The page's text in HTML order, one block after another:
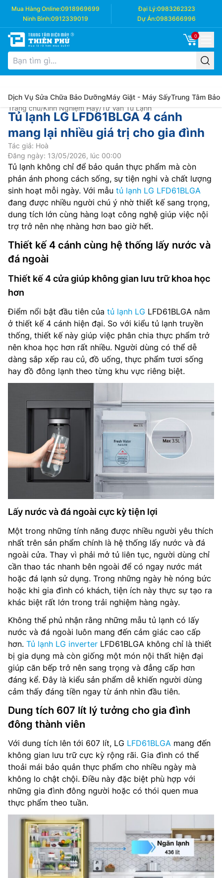
Mua Hàng Online:0918969699 Đại Lý:0983262323
Ninh Bình:0912339019 Dự Án:0983666996
0
Dịch Vụ Sửa Chữa Bảo DưỡngMáy Giặt - Máy SấyTrung Tâm Bảo
Trang chủ/Kinh Nghiệm Hay/Tư Vấn Tủ Lạnh
Tủ lạnh LG LFD61BLGA 4 cánh
mang lại nhiều giá trị cho gia đình
Tác giả: Hoà
Đăng ngày: 13/05/2026, lúc 00:00
Tủ lạnh không chỉ để bảo quản thực phẩm mà còn
phản ánh phong cách sống, sự tiện nghi và chất lượng
sinh hoạt mỗi ngày. Với mẫu tủ lạnh LG LFD61BLGA
đang được nhiều người chú ý nhờ thiết kế sang trọng,
dung tích lớn cùng hàng loạt công nghệ giúp việc nội
trợ trở nên nhẹ nhàng hơn bao giờ hết.
Thiết kế 4 cánh cùng hệ thống lấy nước và
đá ngoài
Thiết kế 4 cửa giúp không gian lưu trữ khoa học
hơn
Điểm nổi bật đầu tiên của tủ lạnh LG LFD61BLGA nằm
ở thiết kế 4 cánh hiện đại. So với kiểu tủ lạnh truyền
thống, thiết kế này giúp việc phân chia thực phẩm trở
nên khoa học hơn rất nhiều. Người dùng có thể dễ
dàng sắp xếp rau củ, đồ uống, thực phẩm tươi sống
hay đồ đông lạnh theo từng khu vực riêng biệt.
Lấy nước và đá ngoài cực kỳ tiện lợi
Một trong những tính năng được nhiều người yêu thích
nhất trên sản phẩm chính là hệ thống lấy nước và đá
ngoài cửa. Thay vì phải mở tủ liên tục, người dùng chỉ
cần thao tác nhanh bên ngoài để có ngay nước mát
hoặc đá lạnh sử dụng. Trong những ngày hè nóng bức
hoặc khi gia đình có khách, tiện ích này thực sự tạo ra
khác biệt rất lớn trong trải nghiệm hàng ngày.
Không thể phủ nhận rằng những mẫu tủ lạnh có lấy
nước và đá ngoài luôn mang đến cảm giác cao cấp
hơn. Tủ lạnh LG inverter LFD61BLGA không chỉ là thiết
bị gia dụng mà còn giống một món nội thất hiện đại
giúp căn bếp trở nên sang trọng và đẳng cấp hơn
đáng kể. Đây là kiểu sản phẩm dễ khiến người dùng
cảm thấy đáng tiền ngay từ ánh nhìn đầu tiên.
Dung tích 607 lít lý tưởng cho gia đình
đông thành viên
Với dung tích lên tới 607 lít, LG LFD61BLGA mang đến
không gian lưu trữ cực kỳ rộng rãi. Gia đình có thể
thoải mái bảo quản thực phẩm cho nhiều ngày mà
không lo chật chội. Điều này đặc biệt phù hợp với
những gia đình đông người hoặc có thói quen mua
thực phẩm theo tuần.